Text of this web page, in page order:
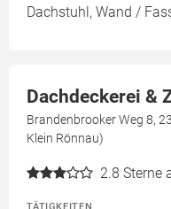
Dachstuhl, Wand /
Dachdeckerei &
Brandenbrooker Weg 8,
Klein Rönnau)
2.8 Sterne